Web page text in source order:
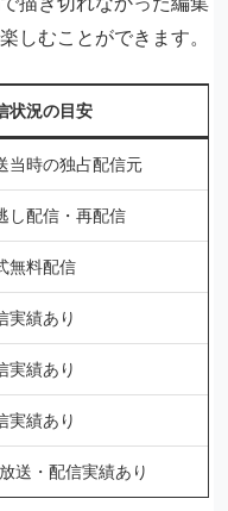
しむことができます。
状況の目安
当時の独占配信元
し配信・再配信
無料配信
実績あり
実績あり
実績あり
送・配信実績あり